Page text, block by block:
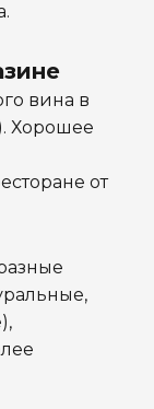
вина в
Хорошее
от